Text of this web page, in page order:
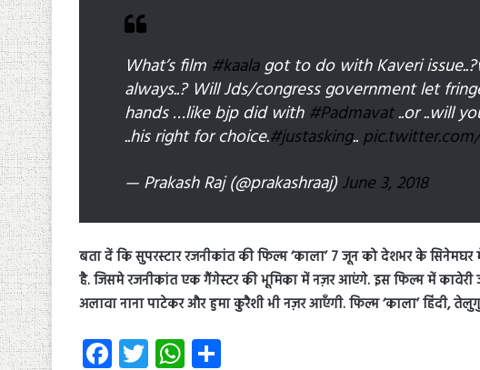
What’s film #kaalagot to do with Kaveri
always..? Will Jds/congress government let
hands …like bjp did with #Padmavat..or ..will
..his right for choice.#justasking..
— Prakash Raj (@prakashraaj)June 3, 2018
बता दें कि सुपरस्टार रजनीकांत की फिल्म ‘काला’ 7 जून को देशभर के
है. जिसमे रजनीकांत एक गैंगेस्टर की भूमिका में नज़र आएंगे. इस फिल्म में
अलावा नाना पाटेकर और हुमा कुरैशी भी नज़र आएँगी. फिल्म ‘काला’ हिंदी,
Fa T W